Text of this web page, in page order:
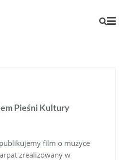
Pieśni Kultury
film o muzyce
zrealizowany w